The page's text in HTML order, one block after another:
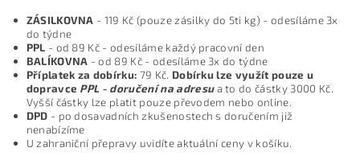
ZÁSILKOVNA - 119 Kč (pouze zásilky do 5ti kg) - odesíláme 3x
do týdne
PPL - od 89 Kč - odesíláme každý pracovní den
BALÍKOVNA - od 89 Kč - odesíláme 3x do týdne
Příplatek za dobírku: 79 Kč. Dobírku lze využít pouze u
dopravce PPL - doručení na adresua to do částky 3000 Kč.
Vyšší částky lze platit pouze převodem nebo online.
DPD - po dosavadních zkušenostech s doručením již
nenabízíme
U zahraniční přepravy uvidíte aktuální ceny v košíku.